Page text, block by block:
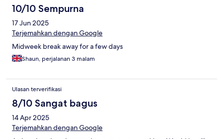
10/10 Sempurna
17 Jun 2025
Terjemahkan dengan Google
Midweek break away for a few days
Shaun, perjalanan 3 malam
Ulasan terverifikasi
8/10 Sangat bagus
14 Apr 2025
Terjemahkan dengan Google